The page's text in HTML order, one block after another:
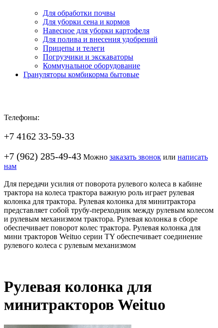
Для обработки почвы
Для уборки сена и кормов
Навесное для уборки картофеля
Для полива и внесения удобрений
Прицепы и телеги
Погрузчики и экскаваторы
Коммунальное оборудование
Грануляторы комбикорма бытовые
Телефоны:
+7 4162 33-59-33
+7 (962) 285-49-43 Можно заказать звонок или написать
нам
Для передачи усилия от поворота рулевого колеса в кабине
трактора на колеса трактора важную роль играет рулевая
колонка для трактора. Рулевая колонка для минитрактора
представляет собой трубу-переходник между рулевым колесом
и рулевым механизмом трактора. Рулевая колонка в сборе
обеспечивает поворот колес трактора. Рулевая колонка для
мини тракторов Weituo серии TY обеспечивает соединение
рулевого колеса с рулевым механизмом
Рулевая колонка для
минитракторов Weituo